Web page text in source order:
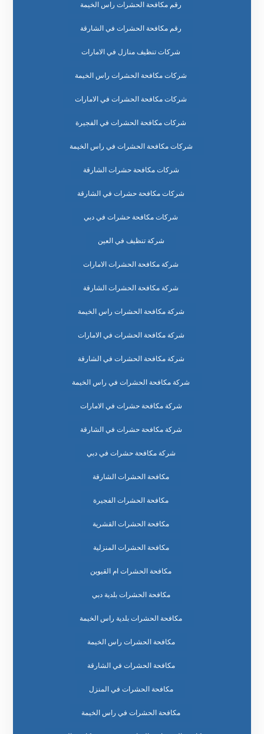
رقم مكافحة الحشرات راس الخيمة
رقم مكافحة الحشرات في الشارقة
شركات تنظيف منازل في الامارات
شركات مكافحة الحشرات راس الخيمة
شركات مكافحة الحشرات في الامارات
شركات مكافحة الحشرات في الفجيرة
شركات مكافحة الحشرات في راس الخيمة
شركات مكافحة حشرات الشارقة
شركات مكافحة حشرات في الشارقة
شركات مكافحة حشرات في دبي
شركة تنظيف في العين
شركة مكافحة الحشرات الامارات
شركة مكافحة الحشرات الشارقة
شركة مكافحة الحشرات راس الخيمة
شركة مكافحة الحشرات في الامارات
شركة مكافحة الحشرات في الشارقة
شركة مكافحة الحشرات في راس الخيمة
شركة مكافحة حشرات في الامارات
شركة مكافحة حشرات في الشارقة
شركة مكافحة حشرات في دبي
مكافحة الحشرات الشارقة
مكافحة الحشرات الفجيرة
مكافحة الحشرات القشرية
مكافحة الحشرات المنزلية
مكافحة الحشرات ام القيوين
مكافحة الحشرات بلدية دبي
مكافحة الحشرات بلدية راس الخيمة
مكافحة الحشرات راس الخيمة
مكافحة الحشرات في الشارقة
مكافحة الحشرات في المنزل
مكافحة الحشرات في راس الخيمة